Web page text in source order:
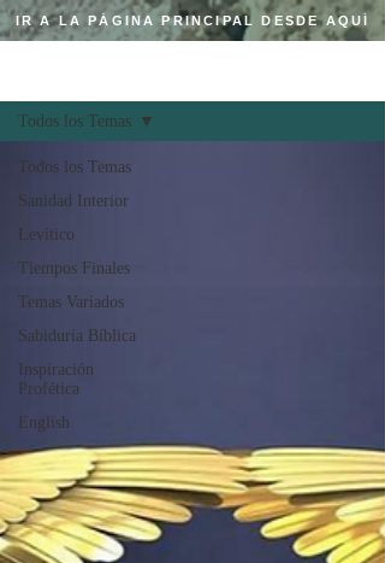
IR A LA PÁGINA PRINCIPAL DESDE AQUÍ
Todos los Temas
Sanidad Interior
Levítico
Tiempos Finales
Temas Variados
Sabiduría Bíblica
Inspiración
Profética
English
Todos los Temas